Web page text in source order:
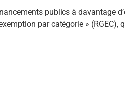
publics à davantage
par catégorie » (RGEC),